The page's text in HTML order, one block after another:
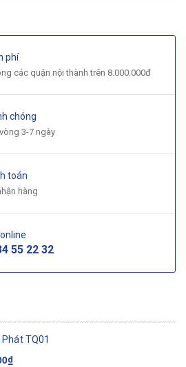
phí
các quận nội thành trên 8.000.000đ
chóng
3-7 ngày
toán
hàng
55 22 32
Phát TQ01